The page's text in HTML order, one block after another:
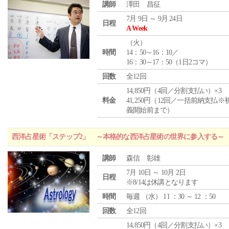
講師 澤田 昌征
日程
7月 9日 ～ 9月 24日
A Week
時間
（火 ）
14：50～16：10／
16：30～17：50（1日2コマ）
回数
全12回
料金
14,850円（4回／分割支払い）×3
41,250円（12回／一括前納支払※
義開始前まで）
西洋占星術「ステップ2」 ～本格的な西洋占星術の世界に参入する～
講師 森信 彰雄
日程
7月 10日 ～ 10月 2日
※8/14は休講となります
時間
毎週 （水） 11 ：30 ～ 12 ：50
回数
全12回
14,850円（4回／分割支払い）×3